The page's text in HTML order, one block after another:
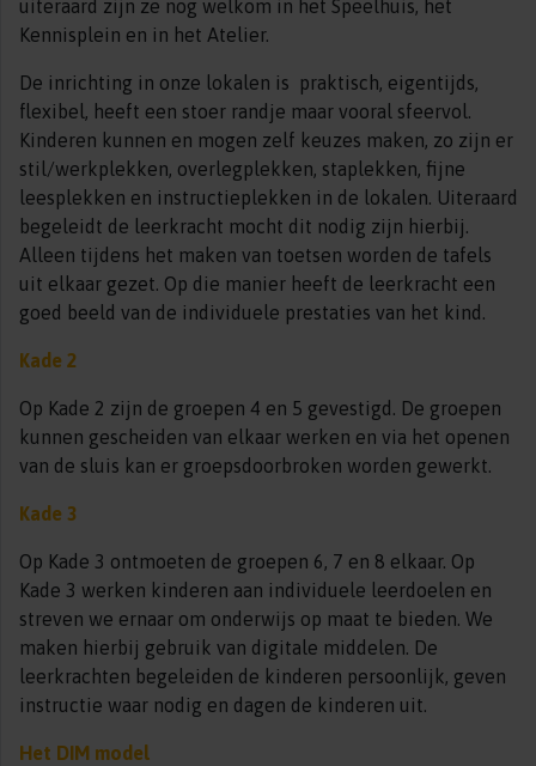
uiteraard zijn ze nog welkom in het Speelhuis, het
Kennisplein en in het Atelier.
De inrichting in onze lokalen is praktisch, eigentijds,
flexibel, heeft een stoer randje maar vooral sfeervol.
Kinderen kunnen en mogen zelf keuzes maken, zo zijn er
stil/werkplekken, overlegplekken, staplekken, fijne
leesplekken en instructieplekken in de lokalen. Uiteraard
begeleidt de leerkracht mocht dit nodig zijn hierbij.
Alleen tijdens het maken van toetsen worden de tafels
uit elkaar gezet. Op die manier heeft de leerkracht een
goed beeld van de individuele prestaties van het kind.
Kade 2
Op Kade 2 zijn de groepen 4 en 5 gevestigd. De groepen
kunnen gescheiden van elkaar werken en via het openen
van de sluis kan er groepsdoorbroken worden gewerkt.
Kade 3
Op Kade 3 ontmoeten de groepen 6, 7 en 8 elkaar. Op
Kade 3 werken kinderen aan individuele leerdoelen en
streven we ernaar om onderwijs op maat te bieden. We
maken hierbij gebruik van digitale middelen. De
leerkrachten begeleiden de kinderen persoonlijk, geven
instructie waar nodig en dagen de kinderen uit.
Het DIM model